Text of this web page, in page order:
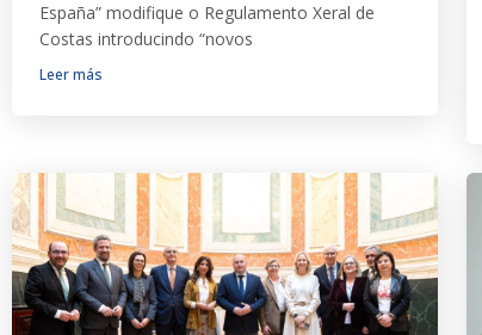
España” modifique o Regulamento Xeral de
Costas introducindo “novos
Leer más